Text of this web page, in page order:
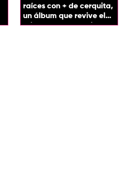
raíces con + de cerquita,
un álbum que revive el
origen de sus canciones